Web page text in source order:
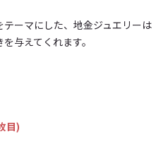
ーマにした、地金ジュエリーは
与えてくれます。
目)